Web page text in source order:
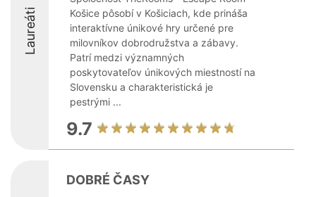
Laureáti
Košice pôsobí v Košiciach, kde prináša
interaktívne únikové hry určené pre
milovníkov dobrodružstva a zábavy.
Patrí medzi významných
poskytovateľov únikových miestností na
Slovensku a charakteristická je
pestrými ...
9.7
DOBRÉ ČASY